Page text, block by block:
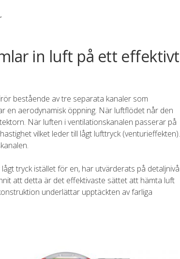
in luft på ett effektivt
bestående av tre separata kanaler som
en aerodynamisk öppning. När luftflödet når den
När luften i ventilationskanalen passerar på
vilket leder till lågt lufttryck (venturieffekten).
tryck istället för en, har utvärderats på detaljnivå
att detta är det effektivaste sättet att hämta luft
underlättar upptäckten av farliga